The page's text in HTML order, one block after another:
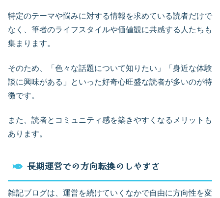
特定のテーマや悩みに対する情報を求めている読者だけで
なく、筆者のライフスタイルや価値観に共感する人たちも
集まります。
そのため、「色々な話題について知りたい」「身近な体験
談に興味がある」といった好奇心旺盛な読者が多いのが特
徴です。
また、読者とコミュニティ感を築きやすくなるメリットも
あります。
長期運営での方向転換のしやすさ
雑記ブログは、運営を続けていくなかで自由に方向性を変